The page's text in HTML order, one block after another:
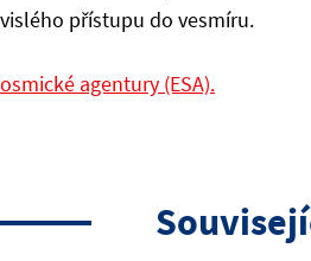
přístupu do vesmíru.
agentury (ESA).